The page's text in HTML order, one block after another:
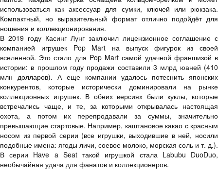
использоваться как аксессуар для сумки, ключей или рюкзака.
Компактный, но выразительный формат отлично подойдёт для
ношения и коллекционирования.
В 2019 году Касинг Лунг заключил лицензионное соглашение с
компанией игрушек Pop Mart на выпуск фигурок из своей
вселенной. Это стало для Pop Mart самой удачной франшизой в
истории: в прошлом году продажи составили 3 млрд юаней (410
млн долларов). А еще компании удалось потеснить японских
конкурентов, которые исторически доминировали на рынке
коллекционных игрушек. В обеих версиях были куклы, которые
встречались чаще, и те, за которыми открывалась настоящая
охота, а потом их перепродавали за суммы, значительно
превышающие стартовые. Например, каштановое какао с красным
носом из первой серии (все игрушки, выходившие в ней, носили
подобные имена: ягоды личи, соевое молоко, морская соль и т. д.).
В серии Have a Seat такой игрушкой стала Labubu DuoDuo,
необычайная удача для фанатов и коллекционеров.